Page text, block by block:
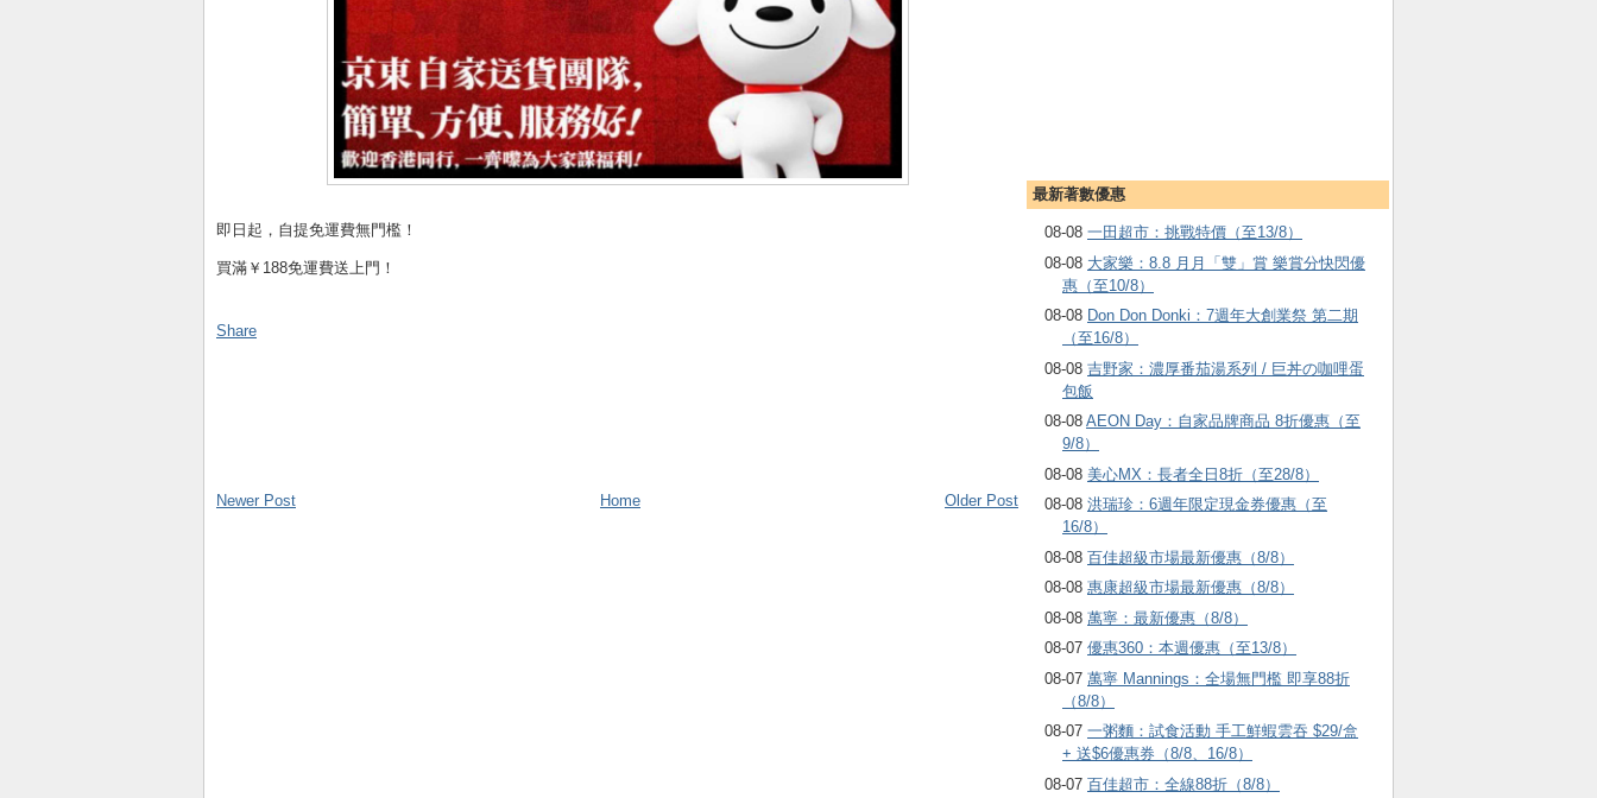
最新著數優惠
08-08 一田超市：挑戰特價（至13/8）
08-08 大家樂：8.8 月月「雙」賞 樂賞分快閃優
惠（至10/8）
08-08 Don Don Donki：7週年大創業祭 第二期
（至16/8）
08-08 吉野家：濃厚番茄湯系列 / 巨丼の咖哩蛋
包飯
08-08 AEON Day：自家品牌商品 8折優惠（至
9/8）
08-08 美心MX：長者全日8折（至28/8）
08-08 洪瑞珍：6週年限定現金券優惠（至
16/8）
08-08 百佳超級市場最新優惠（8/8）
08-08 惠康超級市場最新優惠（8/8）
08-08 萬寧：最新優惠（8/8）
08-07 優惠360：本週優惠（至13/8）
08-07 萬寧 Mannings：全場無門檻 即享88折
（8/8）
08-07 一粥麵：試食活動 手工鮮蝦雲吞 $29/盒
+ 送$6優惠券（8/8、16/8）
08-07 百佳超市：全線88折（8/8）
即日起，自提免運費無門檻！
買滿￥188免運費送上門！
Share
Newer Post Older Post
Home